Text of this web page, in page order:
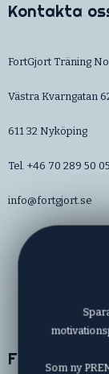
Kontakta
FortGjort Träning
Västra Kvarngatan
611 32 Nyköping
Tel. +46 70 289 50 05
info@fortgjort.se
Följ ossSom ny